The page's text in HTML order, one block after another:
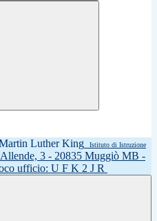
Istituto di Istruzione
3 - 20835 Muggiò MB -
ufficio: U F K 2 J R